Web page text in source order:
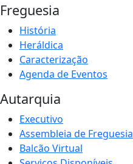
Freguesia
História
Heráldica
Caracterização
Agenda de Eventos
Autarquia
Executivo
Assembleia de Freguesia
Balcão Virtual